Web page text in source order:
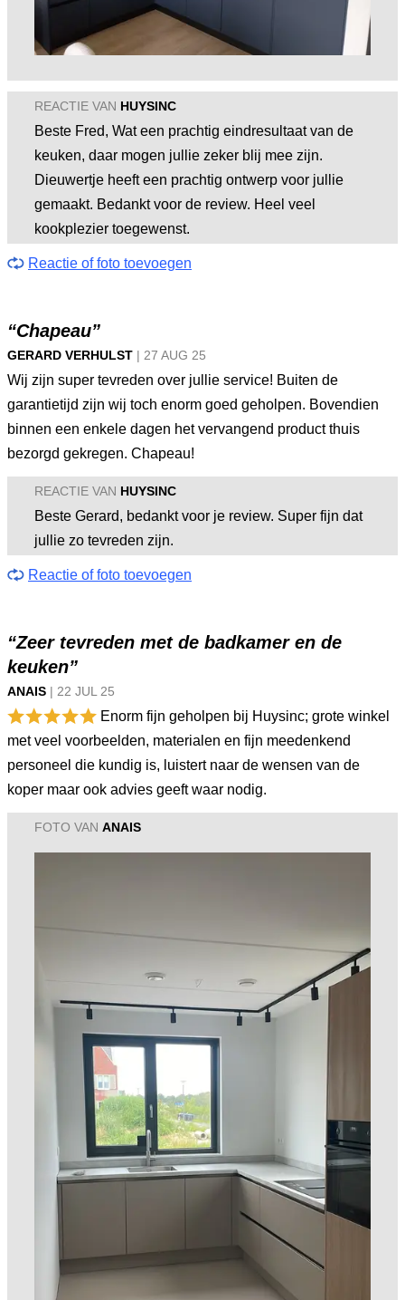
REACTIE VAN HUYSINC
Beste Fred, Wat een prachtig eindresultaat van de
keuken, daar mogen jullie zeker blij mee zijn.
Dieuwertje heeft een prachtig ontwerp voor jullie
gemaakt. Bedankt voor de review. Heel veel
kookplezier toegewenst.
Reactie of foto toevoegen
“Chapeau”
GERARD VERHULST | 27 AUG 25
Wij zijn super tevreden over jullie service! Buiten de
garantietijd zijn wij toch enorm goed geholpen. Bovendien
binnen een enkele dagen het vervangend product thuis
bezorgd gekregen. Chapeau!
REACTIE VAN HUYSINC
Beste Gerard, bedankt voor je review. Super fijn dat
jullie zo tevreden zijn.
Reactie of foto toevoegen
“Zeer tevreden met de badkamer en de
keuken”
ANAIS | 22 JUL 25
Enorm fijn geholpen bij Huysinc; grote winkel
met veel voorbeelden, materialen en fijn meedenkend
personeel die kundig is, luistert naar de wensen van de
koper maar ook advies geeft waar nodig.
FOTO VAN ANAIS